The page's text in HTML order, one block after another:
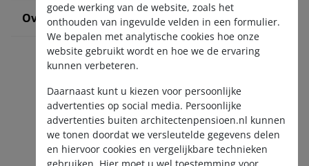
Over ons
Ontvang de nieuwsbrief
goede werking van de website, zoals het
onthouden van ingevulde velden in een formulier.
We bepalen met analytische cookies hoe onze
website gebruikt wordt en hoe we de ervaring
kunnen verbeteren.
Daarnaast kunt u kiezen voor persoonlijke
advertenties op social media. Persoonlijke
advertenties buiten architectenpensioen.nl kunnen
we tonen doordat we versleutelde gegevens delen
en hiervoor cookies en vergelijkbare technieken